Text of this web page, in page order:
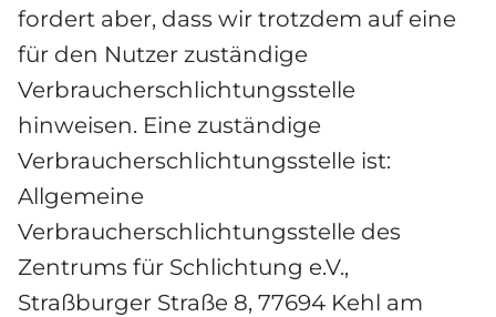
fordert aber, dass wir trotzdem auf eine
für den Nutzer zuständige
Verbraucherschlichtungsstelle
hinweisen. Eine zuständige
Verbraucherschlichtungsstelle ist:
Allgemeine
Verbraucherschlichtungsstelle des
Zentrums für Schlichtung e.V.,
Straßburger Straße 8, 77694 Kehl am